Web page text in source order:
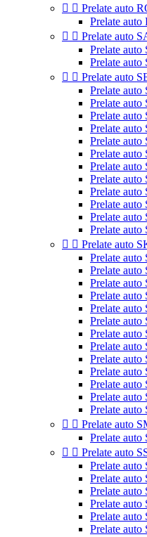
  Prelate auto
Prelate
  Prelate auto
Prelate
Prelate
  Prelate auto
Prelate auto
Prelate auto
Prelate
Prelate auto
Prelate auto
Prelate auto
Prelate auto
Prelate auto
Prelate auto
Prelate auto
Prelate
Prelate auto
  Prelate auto
Prelate
Prelate
Prelate
Prelate
Prelate
Prelate
Prelate
Prelate
Prelate
Prelate
Prelate
Prelate
Prelate
  Prelate auto
Prelate
  Prelate auto
Prelate
Prelate
Prelate
Prelate
Prelate
Prelate